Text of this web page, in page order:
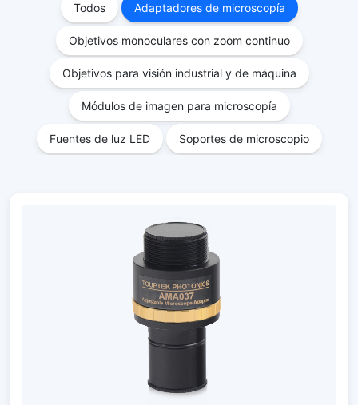
Todos Adaptadores de microscopía
Objetivos monoculares con zoom continuo
Objetivos para visión industrial y de máquina
Módulos de imagen para microscopía
Fuentes de luz LED Soportes de microscopio